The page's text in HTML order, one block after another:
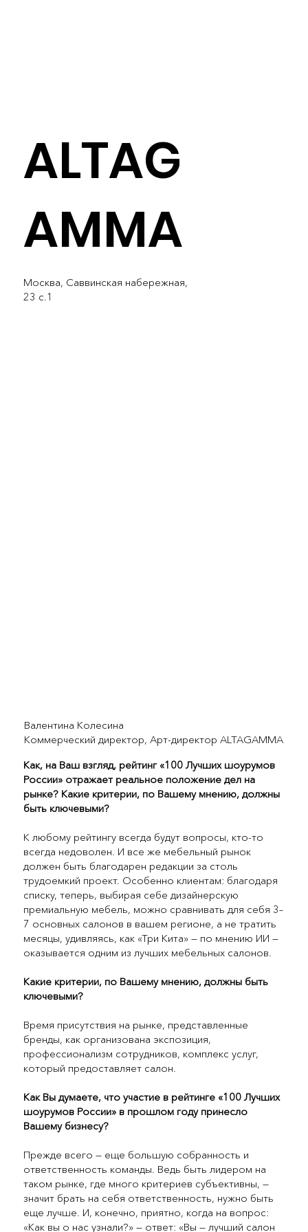
ALTAG
AMMA
Москва, Саввинская набережная,
23 c.1
Валентина Колесина
Коммерческий директор, Арт-директор ALTAGAMMA
Как, на Ваш взгляд, рейтинг «100 Лучших шоурумов
России» отражает реальное положение дел на
рынке? Какие критерии, по Вашему мнению, должны
быть ключевыми?
К любому рейтингу всегда будут вопросы, кто-то
всегда недоволен. И все же мебельный рынок
должен быть благодарен редакции за столь
трудоемкий проект. Особенно клиентам: благодаря
списку, теперь, выбирая себе дизайнерскую
премиальную мебель, можно сравнивать для себя 3–
7 основных салонов в вашем регионе, а не тратить
месяцы, удивляясь, как «Три Кита» — по мнению ИИ —
оказывается одним из лучших мебельных салонов.
Какие критерии, по Вашему мнению, должны быть
ключевыми?
Время присутствия на рынке, представленные
бренды, как организована экспозиция,
профессионализм сотрудников, комплекс услуг,
который предоставляет салон.
Как Вы думаете, что участие в рейтинге «100 Лучших
шоурумов России» в прошлом году принесло
Вашему бизнесу?
Прежде всего — еще большую собранность и
ответственность команды. Ведь быть лидером на
таком рынке, где много критериев субъективны, —
значит брать на себя ответственность, нужно быть
еще лучше. И, конечно, приятно, когда на вопрос:
«Как вы о нас узнали?» — ответ: «Вы — лучший салон